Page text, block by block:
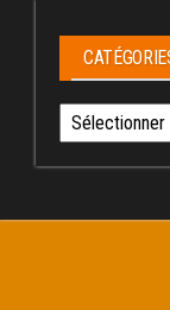
Catégories